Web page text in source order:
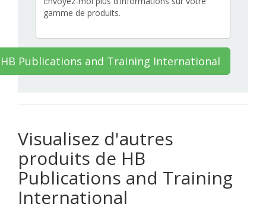
Publications and Training International
Visualisez d'autres
produits de HB
Publications and Training
International